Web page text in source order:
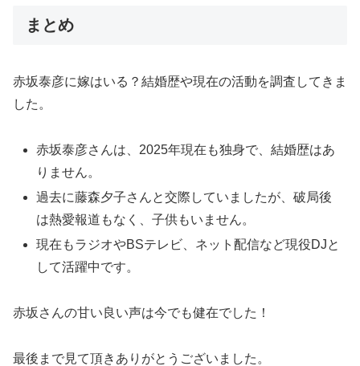
まとめ
赤坂泰彦に嫁はいる？結婚歴や現在の活動を調査してきま
した。
赤坂泰彦さんは、2025年現在も独身で、結婚歴はあ
りません。
過去に藤森夕子さんと交際していましたが、破局後
は熱愛報道もなく、子供もいません。
現在もラジオやBSテレビ、ネット配信など現役DJと
して活躍中です。
赤坂さんの甘い良い声は今でも健在でした！
最後まで見て頂きありがとうございました。